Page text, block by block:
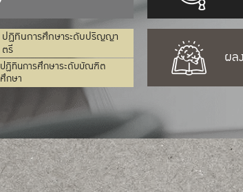
ปฏิทินการศึกษาระดับปริญญา
ตรี
ปฏิทินการศึกษาระดับบัณฑิต
ศึกษา
ผล